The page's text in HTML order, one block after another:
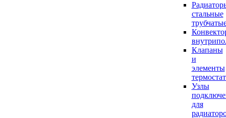
стальные
Клапаны
и
элементы
Узлы
для